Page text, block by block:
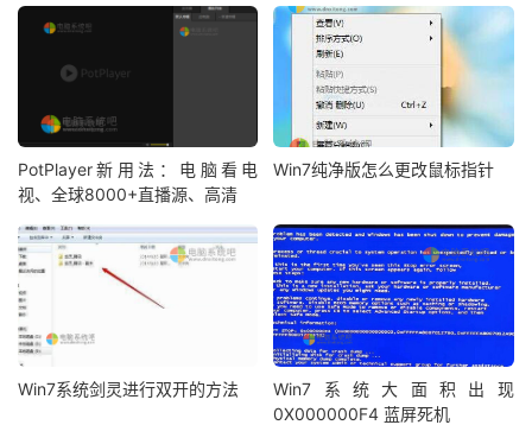
PotPlayer新用法：电脑看电
视、全球8000+直播源、高清
Win7纯净版怎么更改鼠标指针
Win7系统剑灵进行双开的方法
Win7系统大面积出现
0X000000F4 蓝屏死机